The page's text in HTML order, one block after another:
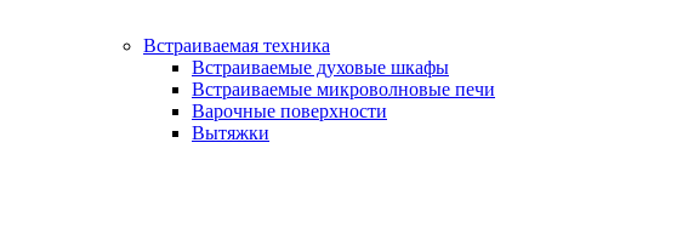
Встраиваемая техника
Встраиваемые духовые шкафы​
Встраиваемые микроволновые печи​
Варочные поверхности​
Вытяжки